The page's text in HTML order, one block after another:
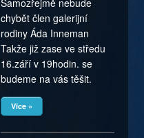
chybět člen galerijní
rodiny Áda Inneman
Takže již zase ve středu
16.září v 19hodin. se
budeme na vás těšit.
Více »